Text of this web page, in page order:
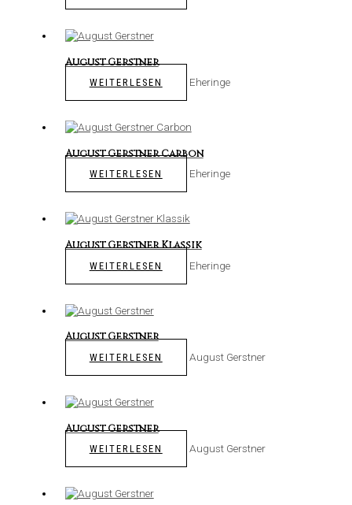
August Gerstner
WEITERLESEN Eheringe
August Gerstner Carbon
WEITERLESEN Eheringe
August Gerstner Klassik
WEITERLESEN Eheringe
August Gerstner
WEITERLESEN August Gerstner
August Gerstner
WEITERLESEN August Gerstner